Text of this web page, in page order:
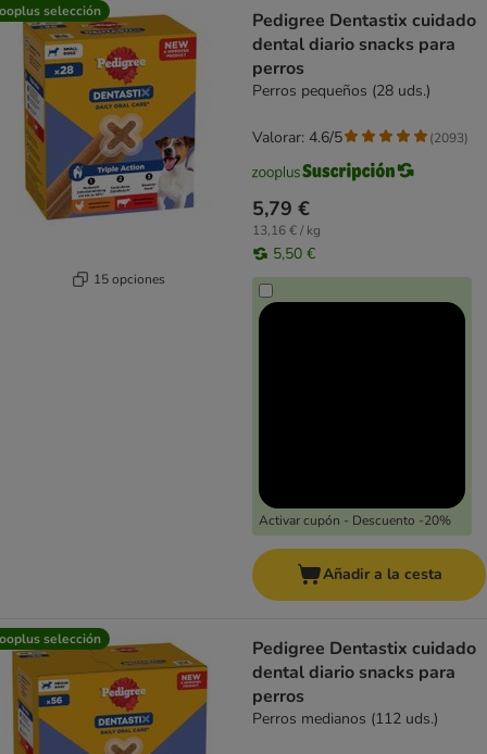
selección
15 opciones
Pedigree Dentastix cuidado
dental diario snacks para
perros
Perros pequeños (28 uds.)
5,79 €
13,16 € / kg
5,50 €
Activar cupón - Descuento -20%
Valorar: 4.6/5 (2093)
Añadir a la cesta
selección
Pedigree Dentastix cuidado
dental diario snacks para
perros
Perros medianos (112 uds.)